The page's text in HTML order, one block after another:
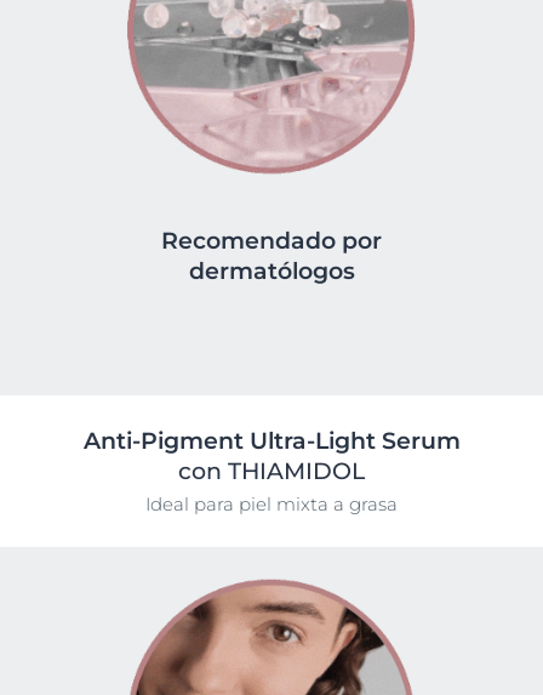
Recomendado por
dermatólogos
Anti-Pigment Ultra-Light Serum
con THIAMIDOL​
Ideal para piel mixta a grasa